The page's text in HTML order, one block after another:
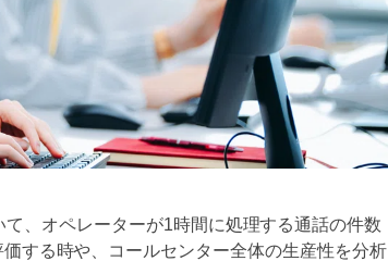
、オペレーターが1時間に処理する通話の件数
する時や、コールセンター全体の生産性を分析